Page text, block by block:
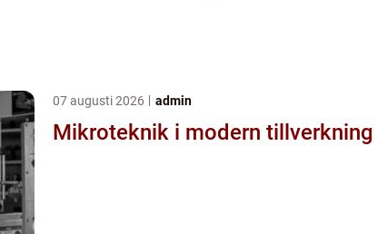
07 augusti 2026 admin
Mikroteknik i modern tillverkning